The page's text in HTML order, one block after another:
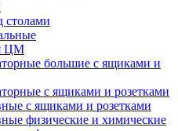
столами
ЦМ
большие с ящиками и
с ящиками и розетками
с ящиками и розетками
физические и химические